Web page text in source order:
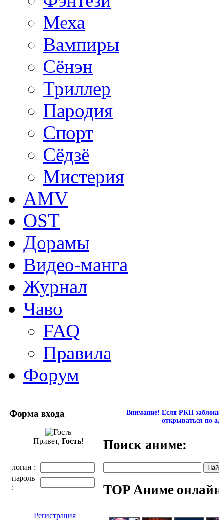
Меха
Вампиры
Сёнэн
Триллер
Пародия
Спорт
Сёдзё
Мистерия
AMV
OST
Дорамы
Видео-манга
Журнал
Чаво
FAQ
Правила
Форум
Форма входа
Привет, Гость!
логин :
пароль
:
Регистрация
Внимание! Если РКН
открываться по
Поиск аниме:
TOP Аниме